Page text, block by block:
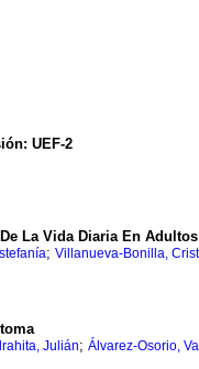
UEF-2
La Vida Diaria En
; Villanueva-Bonilla,
Julián; Álvarez-Osorio,